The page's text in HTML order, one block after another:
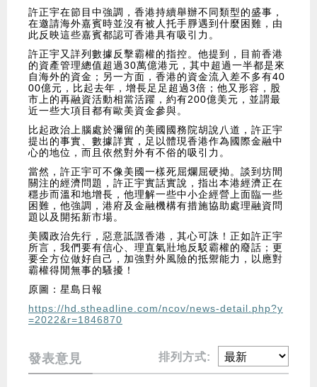
許正宇在節目中強調，香港持續舉辦不同類型的盛事，
在邀請海外嘉賓時並沒有被人托手㬹遇到什麼困難，由
此反映這些嘉賓都認可香港具有吸引力。
許正宇又詳列數據反擊霸權的指控。他提到，目前香港
的資產管理總值超過30萬億港元，其中超過一半都是來
自海外的資金；另一方面，香港的資金流入差不多有40
00億元，比起去年，增長足足超過3倍；他又形容，股
市上的再融資活動相當活躍，約有200億美元，並謂最
近一些大項目都有歐美資金參與。
比起政治上腦處於彌留的美國國務院胡說八道，許正宇
提出的事實、數據詳實，足以體現香港作為國際金融中
心的地位，而且依然對外有不俗的吸引力。
當然，許正宇可不像美國一樣死屈爛屈硬拗。談到坊間
關注的經濟問題，許正宇實話實說，指出本港經濟正在
穩步而溫和地增長，他理解一些中小企經營上面臨一些
困難，他強調，港府及金融機構有措施協助處理融資問
題以及開拓新市場。
美國政治先行，惡意詆譭香港，其心可誅！正如許正宇
所言，我們要有信心、理直氣壯地反駁霸權的廢話；更
要全方位做好自己，加強對外風險的抵禦能力，以應對
霸權得閒無事的騷擾！
原圖：星島日報
https://hd.stheadline.com/ncov/news-detail.php?y
=2022&r=1846870
發表意見 排列方式: